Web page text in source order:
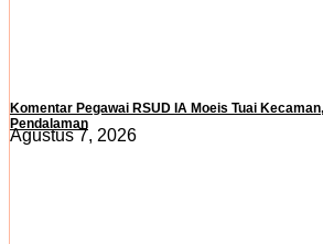
Komentar Pegawai RSUD IA Moeis Tuai
Pendalaman
Agustus 7, 2026